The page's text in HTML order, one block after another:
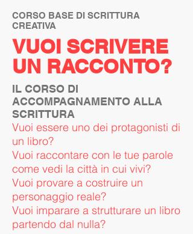
CORSO BASE DI SCRITTURA
CREATIVA
VUOI SCRIVERE
UN RACCONTO?
IL CORSO DI
ACCOMPAGNAMENTO ALLA
SCRITTURA
Vuoi essere uno dei protagonisti di
un libro?
Vuoi raccontare con le tue parole
come vedi la città in cui vivi?
Vuoi provare a costruire un
personaggio reale?
Vuoi imparare a strutturare un libro
partendo dal nulla?